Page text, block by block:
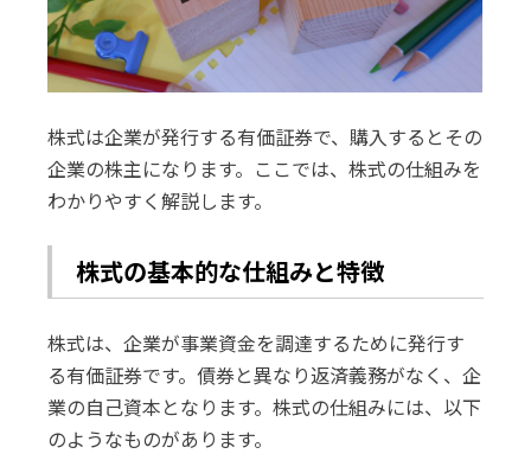
株式は企業が発行する有価証券で、購入するとその
企業の株主になります。ここでは、株式の仕組みを
わかりやすく解説します。
株式の基本的な仕組みと特徴
株式は、企業が事業資金を調達するために発行す
る有価証券です。債券と異なり返済義務がなく、企
業の自己資本となります。株式の仕組みには、以下
のようなものがあります。